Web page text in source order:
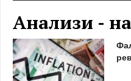
Анализи -